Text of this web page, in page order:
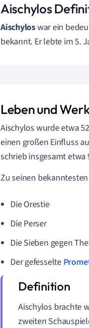
Aischylos
Aischyloswar ein
bekannt. Er lebte im 5.
Leben und
Aischylos wurde etwa
einen großen Einfluss
schrieb insgesamt
Zu seinen
Die Orestie
Die Perser
Die Sieben gegen
Der gefesselte
Aischylos brachte
zweiten